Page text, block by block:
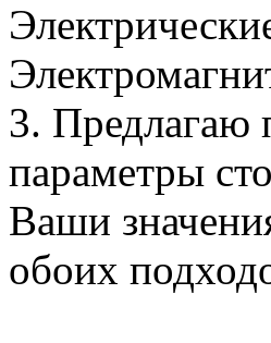
3. Предлагаю
параметры
Ваши
обоих